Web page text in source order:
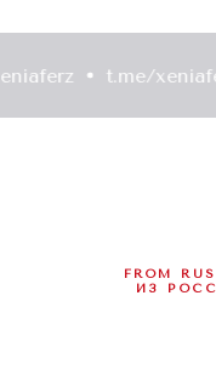
t.me/xeniaferz
FROM
ИЗ